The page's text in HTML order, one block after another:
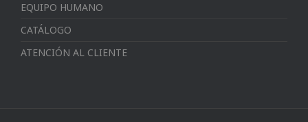
EQUIPO HUMANO
CATÁLOGO
ATENCIÓN AL CLIENTE